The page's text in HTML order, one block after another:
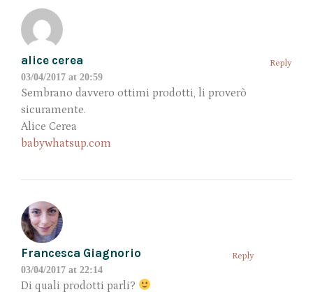
alice cerea
03/04/2017 at 20:59
Reply
Sembrano davvero ottimi prodotti, li proverò
sicuramente.
Alice Cerea
babywhatsup.com
Francesca Giagnorio
03/04/2017 at 22:14
Reply
Di quali prodotti parli?